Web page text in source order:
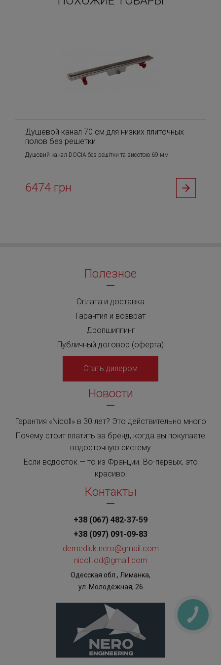
Душевой канал 70 см для низких плиточных
полов без решетки
Душовий канал DOCIА без решітки та висотою 69 мм
6474 грн
Полезное
Оплата и доставка
Гарантия и возврат
Дропшиппинг
Публичный договор (оферта)
Стать дилером
Новости
Гарантия «Nicoll» в 30 лет? Это действительно много
Почему стоит платить за бренд, когда вы покупаете
водосточную систему
Если водосток — то из Франции. Во-первых, это
красиво!
Контакты
+38 (067) 482-37-59
+38 (097) 091-09-83
demediuk.nero@gmail.com
nicoll.od@gmail.com
Одесская обл., Лиманка,
ул. Молодёжная, 26
КНОПКА
ЗВ'ЯЗКУ